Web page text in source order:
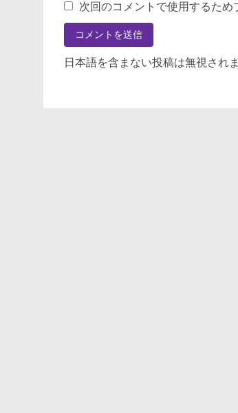
次回のコメントで使用するため
日本語を含まない投稿は無視され